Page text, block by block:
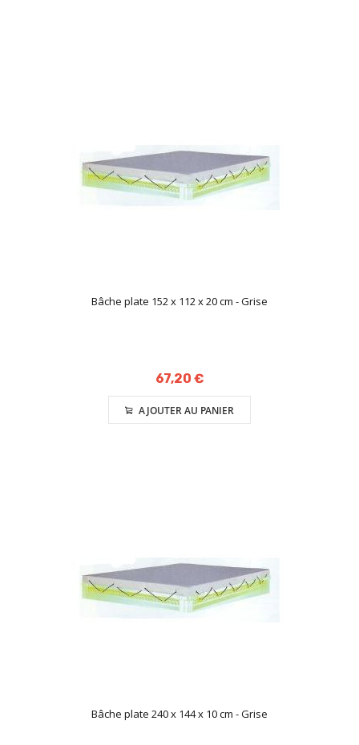
Bâche plate 152 x 112 x 20 cm - Grise
67,20 €
AJOUTER AU PANIER
Bâche plate 240 x 144 x 10 cm - Grise